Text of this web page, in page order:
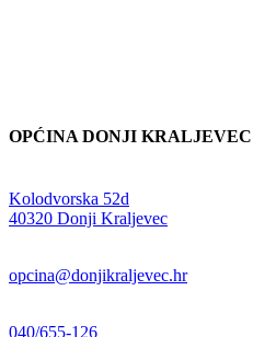
OPĆINA DONJI KRALJEVEC
Kolodvorska 52d
40320 Donji Kraljevec
opcina@donjikraljevec.hr
040/655-126